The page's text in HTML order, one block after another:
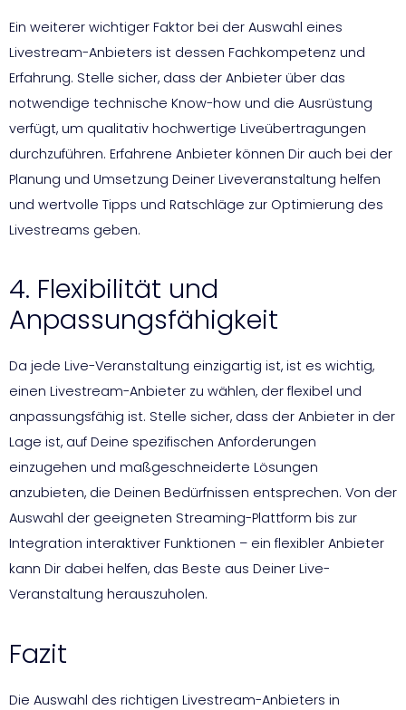
Ein weiterer wichtiger Faktor bei der Auswahl eines
Livestream-Anbieters ist dessen Fachkompetenz und
Erfahrung. Stelle sicher, dass der Anbieter über das
notwendige technische Know-how und die Ausrüstung
verfügt, um qualitativ hochwertige Liveübertragungen
durchzuführen. Erfahrene Anbieter können Dir auch bei der
Planung und Umsetzung Deiner Liveveranstaltung helfen
und wertvolle Tipps und Ratschläge zur Optimierung des
Livestreams geben.
4. Flexibilität und
Anpassungsfähigkeit
Da jede Live-Veranstaltung einzigartig ist, ist es wichtig,
einen Livestream-Anbieter zu wählen, der flexibel und
anpassungsfähig ist. Stelle sicher, dass der Anbieter in der
Lage ist, auf Deine spezifischen Anforderungen
einzugehen und maßgeschneiderte Lösungen
anzubieten, die Deinen Bedürfnissen entsprechen. Von der
Auswahl der geeigneten Streaming-Plattform bis zur
Integration interaktiver Funktionen – ein flexibler Anbieter
kann Dir dabei helfen, das Beste aus Deiner Live-
Veranstaltung herauszuholen.
Fazit
Die Auswahl des richtigen Livestream-Anbieters in